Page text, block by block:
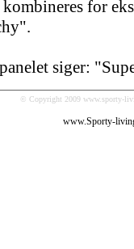
for
siger:
© Copyright 2009 www.sporty-
www.Sporty-